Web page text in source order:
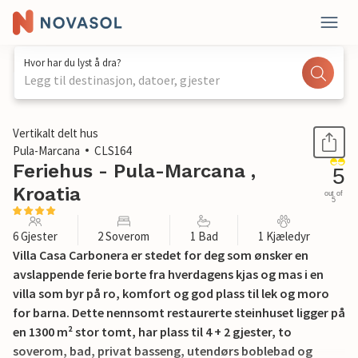
Hvor har du lyst å dra?
Legg til destinasjon, datoer, gjester
1 / 45
Vertikalt delt hus
Pula-Marcana
CLS164
Feriehus - Pula-Marcana ,
Kroatia
5
out of
5
6 Gjester 2 Soverom 1 Bad 1 Kjæledyr
Villa Casa Carbonera er stedet for deg som ønsker en
avslappende ferie borte fra hverdagens kjas og mas i en
villa som byr på ro, komfort og god plass til lek og moro
for barna. Dette nennsomt restaurerte steinhuset ligger på
en 1300 m² stor tomt, har plass til 4 + 2 gjester, to
soverom, bad, privat basseng, utendørs boblebad og